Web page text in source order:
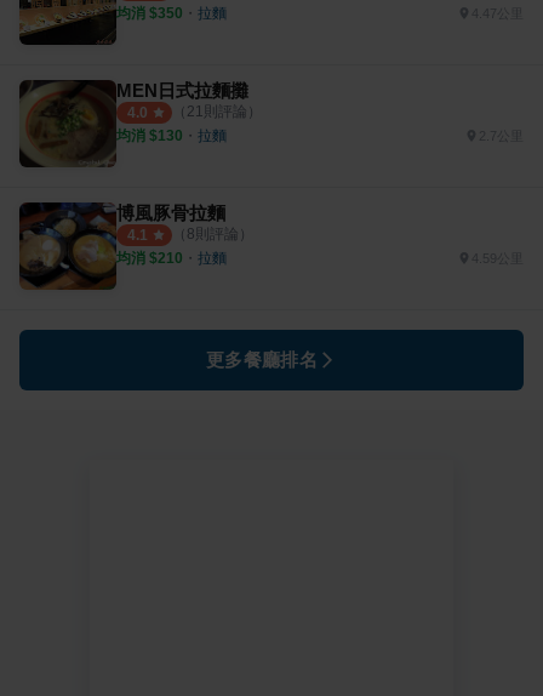
均消 $350 ・ 拉麵 4.47公里
MEN日式拉麵攤
4.0 （ 21 則評論）
均消 $130 ・ 拉麵
博風豚骨拉麵
4.1 （ 8則評論）
均消 $210 ・ 拉麵 4.59公里
更多餐廳排名